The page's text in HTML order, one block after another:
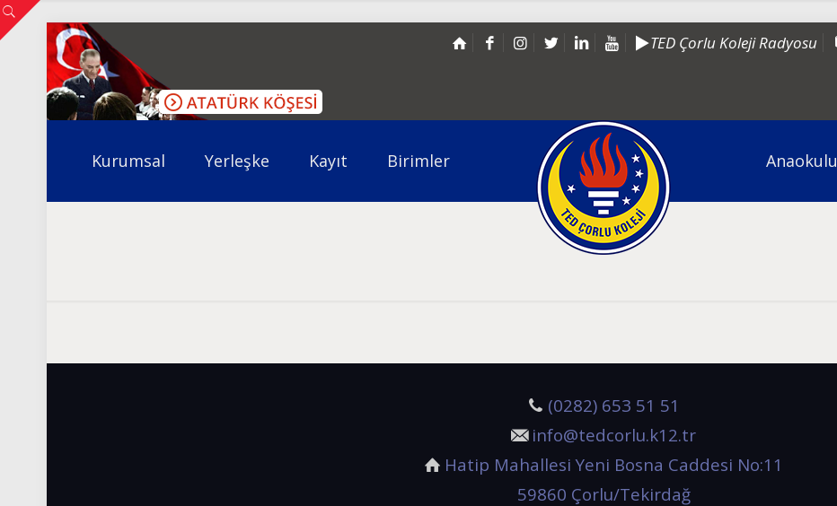
TED Çorlu Koleji Radyosu
Kurumsal Yerleşke Kayıt Birimler Anaokulu
(0282) 653 51 51
info@tedcorlu.k12.tr
Hatip Mahallesi Yeni Bosna Caddesi No:11
59860 Çorlu/Tekirdağ